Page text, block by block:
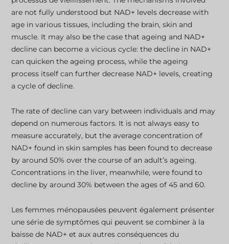
are not fully understood but NAD+ levels decrease with
age in various tissues, including the brain, skin and
muscle. It may also be the case that ageing and NAD+
decline can become a vicious cycle: the decline in NAD+
can quicken the ageing process, while the ageing
process itself can further decrease NAD+ levels, creating
a cycle of decline.
The rate of decline can vary between individuals and may
depend on numerous factors. It is not always easy to
measure accurately, but the average concentration of
NAD+ found in skin samples has been found to decrease
by around 50% over the course of an adult’s ageing.
Concentrations in the liver, meanwhile, were found to
decline by around 30% between the ages of 45 and 60.
Les femmes ménopausées peuvent également présenter
une série de symptômes qui peuvent se combiner à la
baisse de NAD+ et aux autres conséquences du